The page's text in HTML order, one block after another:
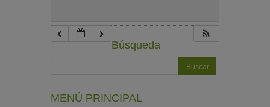
Búsqueda
MENÚ PRINCIPAL